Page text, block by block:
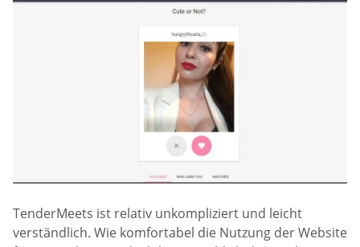
TenderMeets ist relativ unkompliziert und leicht
verständlich. Wie komfortabel die Nutzung der Website